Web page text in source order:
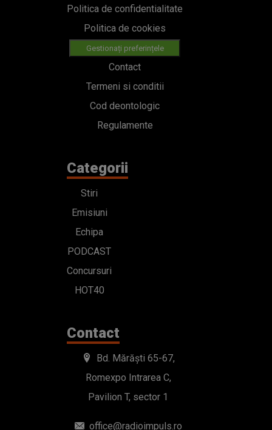
Politica de confidentialitate
Politica de cookies
Gestionați preferințele
Contact
Termeni si conditii
Cod deontologic
Regulamente
Categorii
Stiri
Emisiuni
Echipa
PODCAST
Concursuri
HOT40
Contact
Bd. Mărăști 65-67,
Romexpo Intrarea C,
Pavilion T, sector 1
office@radioimpuls.ro